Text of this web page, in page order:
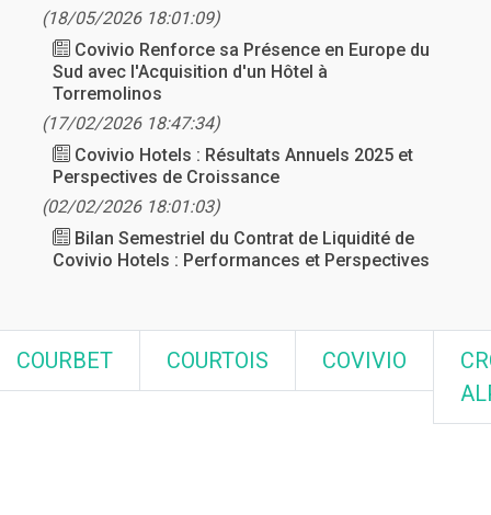
(18/05/2026 18:01:09)
Covivio Renforce sa Présence en Europe du
Sud avec l'Acquisition d'un Hôtel à
Torremolinos
(17/02/2026 18:47:34)
Covivio Hotels : Résultats Annuels 2025 et
Perspectives de Croissance
(02/02/2026 18:01:03)
Bilan Semestriel du Contrat de Liquidité de
Covivio Hotels : Performances et Perspectives
COURBET COURTOIS COVIVIO